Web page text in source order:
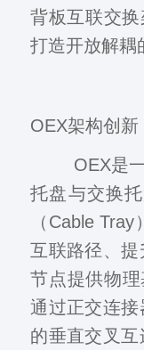
背板互联交
打造开放解耦
OEX架构创新
OEX是一种
托盘与交换
（Cable
互联路径、
节点提供物
通过正交连
的垂直交叉